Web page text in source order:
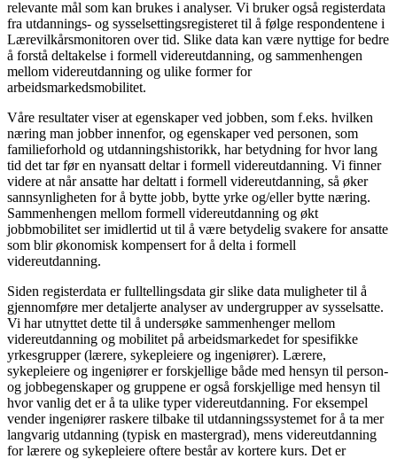
relevante mål som kan brukes i analyser. Vi bruker også registerdata
fra utdannings- og sysselsettingsregisteret til å følge respondentene i
Lærevilkårsmonitoren over tid. Slike data kan være nyttige for bedre
å forstå deltakelse i formell videreutdanning, og sammenhengen
mellom videreutdanning og ulike former for
arbeidsmarkedsmobilitet.
Våre resultater viser at egenskaper ved jobben, som f.eks. hvilken
næring man jobber innenfor, og egenskaper ved personen, som
familieforhold og utdanningshistorikk, har betydning for hvor lang
tid det tar før en nyansatt deltar i formell videreutdanning. Vi finner
videre at når ansatte har deltatt i formell videreutdanning, så øker
sannsynligheten for å bytte jobb, bytte yrke og/eller bytte næring.
Sammenhengen mellom formell videreutdanning og økt
jobbmobilitet ser imidlertid ut til å være betydelig svakere for ansatte
som blir økonomisk kompensert for å delta i formell
videreutdanning.
Siden registerdata er fulltellingsdata gir slike data muligheter til å
gjennomføre mer detaljerte analyser av undergrupper av sysselsatte.
Vi har utnyttet dette til å undersøke sammenhenger mellom
videreutdanning og mobilitet på arbeidsmarkedet for spesifikke
yrkesgrupper (lærere, sykepleiere og ingeniører). Lærere,
sykepleiere og ingeniører er forskjellige både med hensyn til person-
og jobbegenskaper og gruppene er også forskjellige med hensyn til
hvor vanlig det er å ta ulike typer videreutdanning. For eksempel
vender ingeniører raskere tilbake til utdanningssystemet for å ta mer
langvarig utdanning (typisk en mastergrad), mens videreutdanning
for lærere og sykepleiere oftere består av kortere kurs. Det er